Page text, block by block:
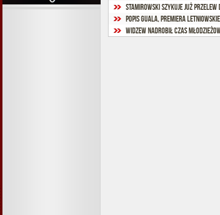
Stamirowski szykuje już przelew
Popis Guala, premiera
Widzew nadrobił czas